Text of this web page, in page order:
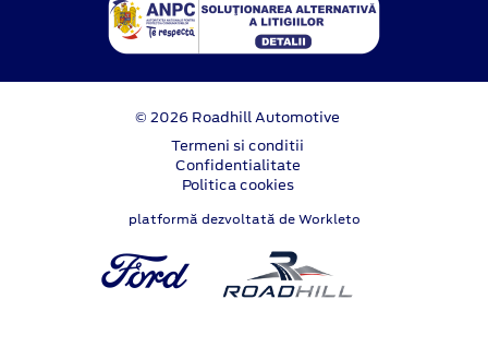
© 2026 Roadhill Automotive
Termeni si conditii
Confidentialitate
Politica cookies
platformă dezvoltată de Workleto